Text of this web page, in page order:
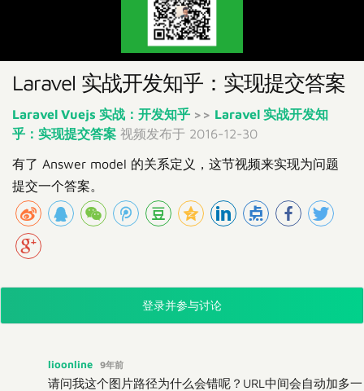
Laravel 实战开发知乎：实现提交答案
Laravel Vuejs 实战：开发知乎 >> Laravel 实战开发知
乎：实现提交答案 视频发布于 2016-12-30
有了 Answer model 的关系定义，这节视频来实现为问题
提交一个答案。
登录并参与讨论
lioonline 9年前
请问我这个图片路径为什么会错呢？URL中间会自动加多一